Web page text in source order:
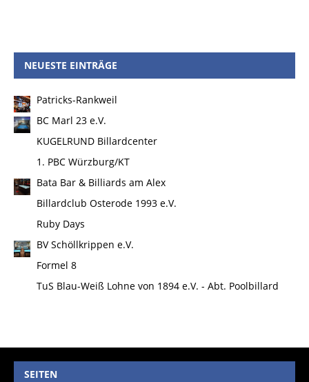
NEUESTE EINTRÄGE
Patricks-Rankweil
BC Marl 23 e.V.
KUGELRUND Billardcenter
1. PBC Würzburg/KT
Bata Bar & Billiards am Alex
Billardclub Osterode 1993 e.V.
Ruby Days
BV Schöllkrippen e.V.
Formel 8
TuS Blau-Weiß Lohne von 1894 e.V. - Abt. Poolbillard
SEITEN